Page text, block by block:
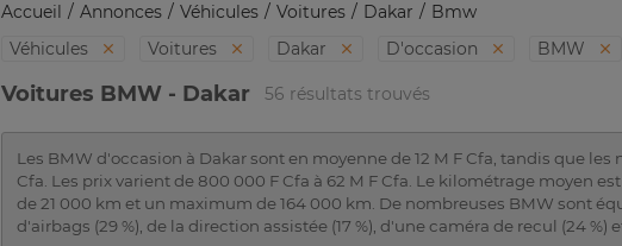
Accueil Annonces Véhicules Voitures Dakar
Bmw
Véhicules
Voitures Dakar D'occasion BMW
Voitures BMW - Dakar 56 résultats trouvés
Les BMW d'occasion à Dakar sont en moyenne de 12 M F Cfa, tandis que
Cfa. Les prix varient de 800 000 F Cfa à 62 M F Cfa. Le kilométrage moyen
de 21 000 km et un maximum de 164 000 km. De nombreuses BMW sont
d'airbags (29 %), de la direction assistée (17 %), d'une caméra de recul (24 %)